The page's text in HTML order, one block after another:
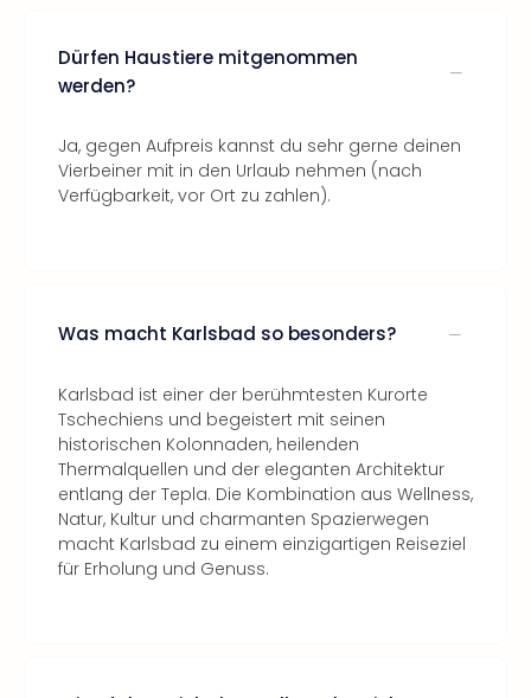
Dürfen Haustiere mitgenommen
werden?
Ja, gegen Aufpreis kannst du sehr gerne deinen
Vierbeiner mit in den Urlaub nehmen (nach
Verfügbarkeit, vor Ort zu zahlen).
Was macht Karlsbad so besonders?
Karlsbad ist einer der berühmtesten Kurorte
Tschechiens und begeistert mit seinen
historischen Kolonnaden, heilenden
Thermalquellen und der eleganten Architektur
entlang der Tepla. Die Kombination aus Wellness,
Natur, Kultur und charmanten Spazierwegen
macht Karlsbad zu einem einzigartigen Reiseziel
für Erholung und Genuss.